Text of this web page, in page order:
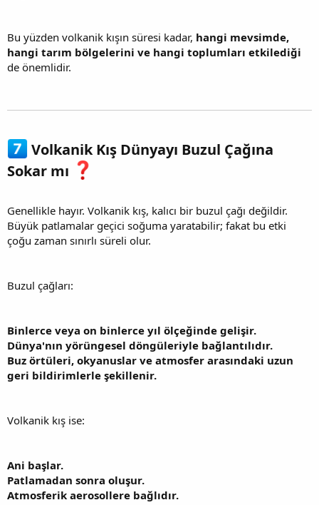
Bu yüzden volkanik kışın süresi kadar, hangi mevsimde,
hangi tarım bölgelerini ve hangi toplumları etkilediği
de önemlidir.
Volkanik Kış Dünyayı Buzul Çağına
Sokar mı
Genellikle hayır. Volkanik kış, kalıcı bir buzul çağı değildir.
Büyük patlamalar geçici soğuma yaratabilir; fakat bu etki
çoğu zaman sınırlı süreli olur.
Buzul çağları:
Binlerce veya on binlerce yıl ölçeğinde gelişir.
Dünya'nın yörüngesel döngüleriyle bağlantılıdır.
Buz örtüleri, okyanuslar ve atmosfer arasındaki uzun
geri bildirimlerle şekillenir.
Volkanik kış ise:
Ani başlar.
Patlamadan sonra oluşur.
Atmosferik aerosollere bağlıdır.